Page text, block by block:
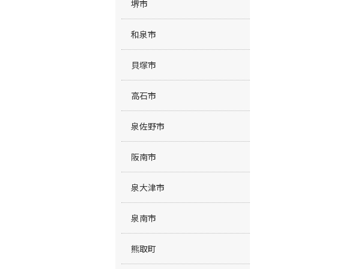
堺市
和泉市
貝塚市
高石市
泉佐野市
阪南市
泉大津市
泉南市
熊取町